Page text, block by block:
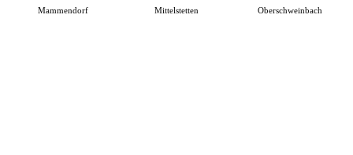
Mammendorf Mittelstetten Oberschweinbach